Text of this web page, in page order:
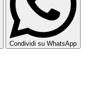
Condividi su WhatsApp